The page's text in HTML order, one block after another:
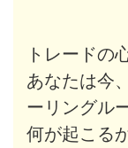
トレードの
あなたは今
ーリングル
何が起こる